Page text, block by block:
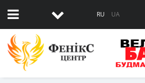
RU UA